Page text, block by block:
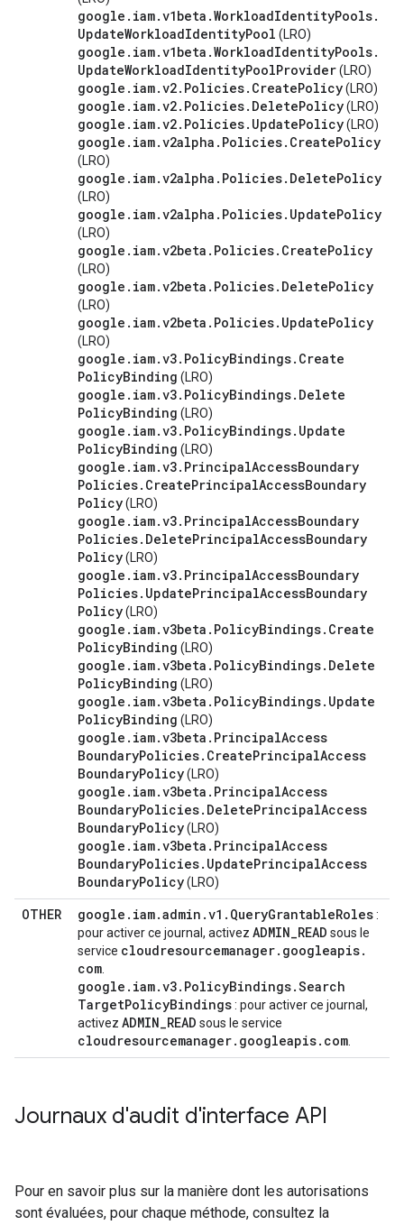
google . iam.v1beta .WorkloadIdentityPools.
UpdateWorkloadIdentityPool (LRO)
google . iam.v1beta .WorkloadIdentityPools.
UpdateWorkloadIdentityPoolProvider(LRO)
google . iam.v2. Policies. CreatePolicy(LRO)
google . iam.v2. Policies. DeletePolicy(LRO)
google . iam.v2. Policies. UpdatePolicy(LRO)
google . iam.v2alpha . Policies. CreatePolicy
(LRO)
google . iam.v2alpha . Policies. DeletePolicy
(LRO)
google . iam.v2alpha . Policies. UpdatePolicy
(LRO)
google . iam.v2beta . Policies. CreatePolicy
(LRO)
google . iam.v2beta . Policies. DeletePolicy
(LRO)
google . iam.v2beta . Policies. UpdatePolicy
(LRO)
google . iam.v3. PolicyBindings. Create
PolicyBinding (LRO)
google . iam.v3. PolicyBindings. Delete
PolicyBinding (LRO)
google . iam.v3. PolicyBindings. Update
PolicyBinding (LRO)
google . iam.v3. PrincipalAccessBoundary
Policies. CreatePrincipalAccessBoundary
Policy(LRO)
google . iam.v3. PrincipalAccessBoundary
Policies. DeletePrincipalAccessBoundary
Policy(LRO)
google . iam.v3. PrincipalAccessBoundary
Policies. UpdatePrincipalAccessBoundary
Policy(LRO)
google . iam.v3beta . PolicyBindings. Create
PolicyBinding (LRO)
google . iam.v3beta . PolicyBindings. Delete
PolicyBinding (LRO)
google . iam.v3beta . PolicyBindings. Update
PolicyBinding (LRO)
google . iam.v3beta . PrincipalAccess
BoundaryPolicies. CreatePrincipalAccess
BoundaryPolicy(LRO)
google . iam.v3beta . PrincipalAccess
BoundaryPolicies. DeletePrincipalAccess
BoundaryPolicy(LRO)
google . iam.v3beta . PrincipalAccess
BoundaryPolicies. UpdatePrincipalAccess
BoundaryPolicy(LRO)
OTHER google . iam.admin .v1 . QueryGrantableRoles:
pour activer ce journal, activez ADMIN_READ sous le
service cloudresourcemanager. googleapis.
com
google . iam.v3. PolicyBindings.Search
TargetPolicyBindings: pour activer ce journal,
activez ADMIN_READ sous le service
cloudresourcemanager. googleapis. com
Journaux d'audit d'interface API
Pour en savoir plus sur la manière dont les autorisations
sont évaluées, pour chaque méthode, consultez la